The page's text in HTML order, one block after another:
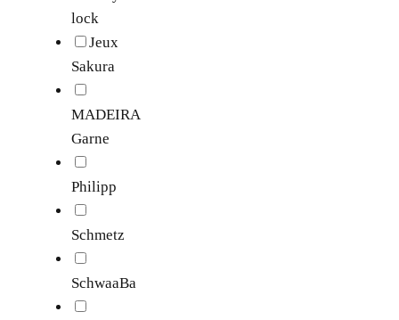
lock
Jeux
Sakura
MADEIRA
Garne
Philipp
Schmetz
SchwaaBa